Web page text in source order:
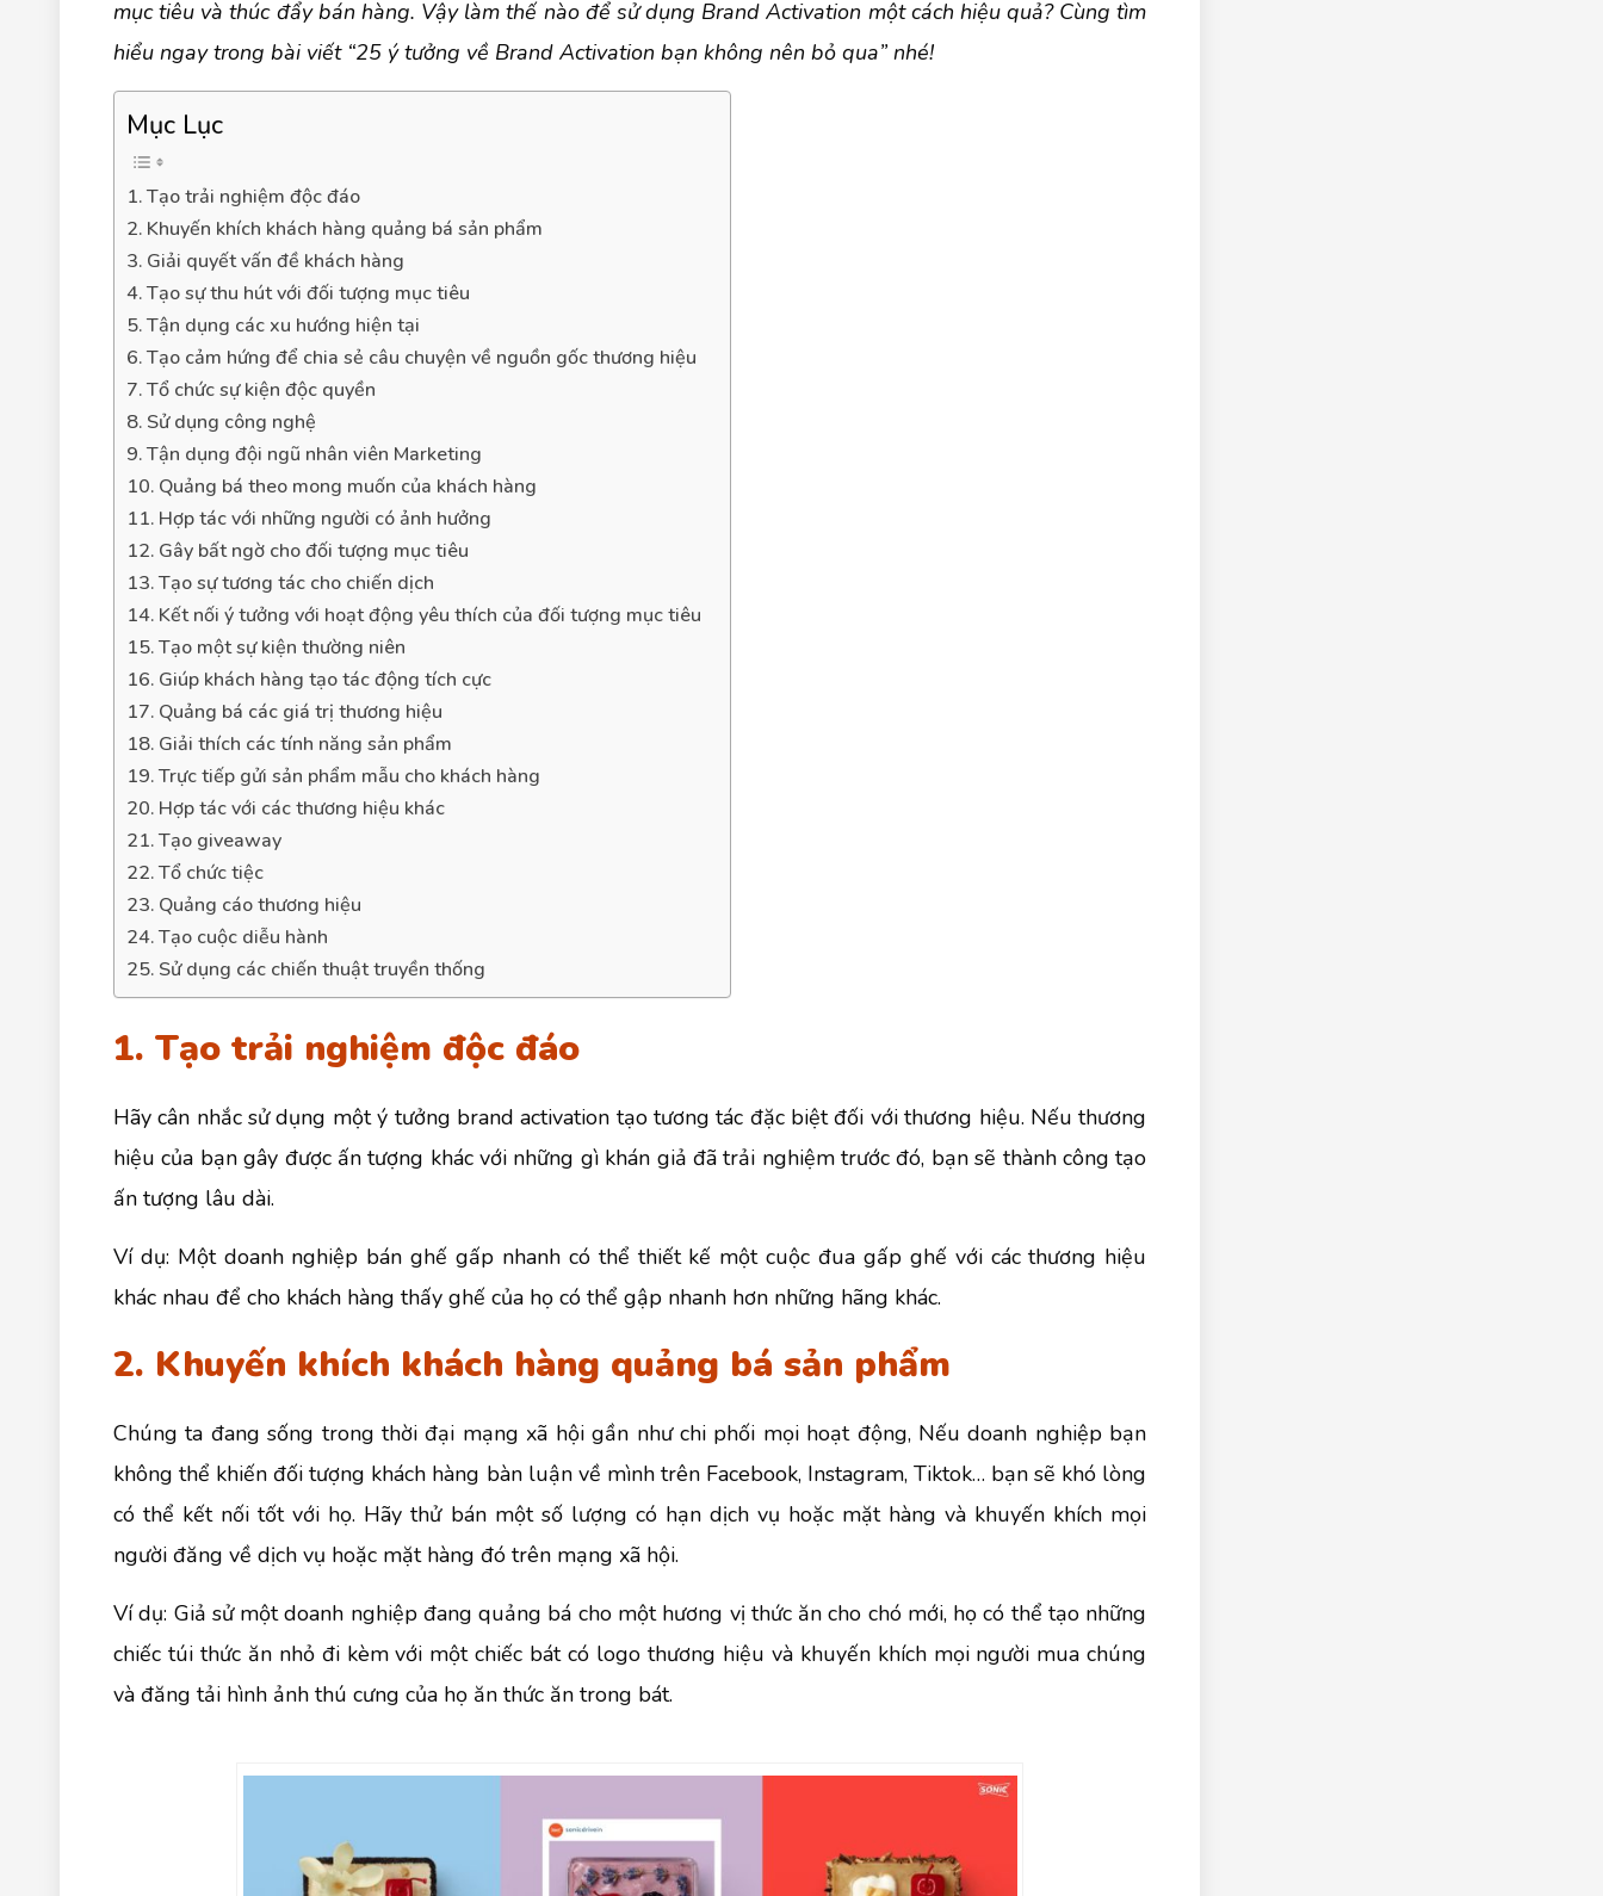
mục tiêu và thúc đẩy bán hàng. Vậy làm thế nào để sử dụng Brand Activation một cách hiệu quả? Cùng tìm
hiểu ngay trong bài viết “25 ý tưởng về Brand Activation bạn không nên bỏ qua” nhé!
Mục Lục
1. Tạo trải nghiệm độc đáo
2. Khuyến khích khách hàng quảng bá sản phẩm
3. Giải quyết vấn đề khách hàng
4. Tạo sự thu hút với đối tượng mục tiêu
5. Tận dụng các xu hướng hiện tại
6. Tạo cảm hứng để chia sẻ câu chuyện về nguồn gốc thương hiệu
7. Tổ chức sự kiện độc quyền
8. Sử dụng công nghệ
9. Tận dụng đội ngũ nhân viên Marketing
10. Quảng bá theo mong muốn của khách hàng
11. Hợp tác với những người có ảnh hưởng
12. Gây bất ngờ cho đối tượng mục tiêu
13. Tạo sự tương tác cho chiến dịch
14. Kết nối ý tưởng với hoạt động yêu thích của đối tượng mục tiêu
15. Tạo một sự kiện thường niên
16. Giúp khách hàng tạo tác động tích cực
17. Quảng bá các giá trị thương hiệu
18. Giải thích các tính năng sản phẩm
19. Trực tiếp gửi sản phẩm mẫu cho khách hàng
20. Hợp tác với các thương hiệu khác
21. Tạo giveaway
22. Tổ chức tiệc
23. Quảng cáo thương hiệu
24. Tạo cuộc diễu hành
25. Sử dụng các chiến thuật truyền thống
1. Tạo trải nghiệm độc đáo
Hãy cân nhắc sử dụng một ý tưởng brand activation tạo tương tác đặc biệt đối với thương hiệu. Nếu thương
hiệu của bạn gây được ấn tượng khác với những gì khán giả đã trải nghiệm trước đó, bạn sẽ thành công tạo
ấn tượng lâu dài.
Ví dụ: Một doanh nghiệp bán ghế gấp nhanh có thể thiết kế một cuộc đua gấp ghế với các thương hiệu
khác nhau để cho khách hàng thấy ghế của họ có thể gập nhanh hơn những hãng khác.
2. Khuyến khích khách hàng quảng bá sản phẩm
Chúng ta đang sống trong thời đại mạng xã hội gần như chi phối mọi hoạt động, Nếu doanh nghiệp bạn
không thể khiến đối tượng khách hàng bàn luận về mình trên Facebook, Instagram, Tiktok… bạn sẽ khó lòng
có thể kết nối tốt với họ. Hãy thử bán một số lượng có hạn dịch vụ hoặc mặt hàng và khuyến khích mọi
người đăng về dịch vụ hoặc mặt hàng đó trên mạng xã hội.
Ví dụ: Giả sử một doanh nghiệp đang quảng bá cho một hương vị thức ăn cho chó mới, họ có thể tạo những
chiếc túi thức ăn nhỏ đi kèm với một chiếc bát có logo thương hiệu và khuyến khích mọi người mua chúng
và đăng tải hình ảnh thú cưng của họ ăn thức ăn trong bát.